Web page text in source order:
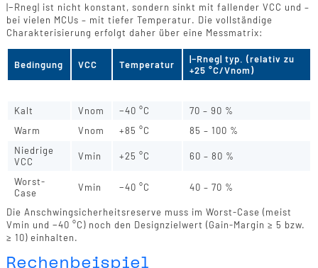
|−Rneg| ist nicht konstant, sondern sinkt mit fallender VCC und –
bei vielen MCUs – mit tiefer Temperatur. Die vollständige
Charakterisierung erfolgt daher über eine Messmatrix:
Bedingung VCC Temperatur
|−Rneg| typ. (relativ zu
+25 °C/Vnom)
Kalt
Vnom −40 °C
70 – 90 %
Warm
Vnom +85 °C
85 – 100 %
Niedrige
VCC
Vmin +25 °C 60 – 80 %
Worst-
Case
Vmin −40 °C 40 – 70 %
Die Anschwingsicherheitsreserve muss im Worst-Case (meist
Vmin und −40 °C) noch den Designzielwert (Gain-Margin ≥ 5 bzw.
≥ 10) einhalten.
Rechenbeispiel